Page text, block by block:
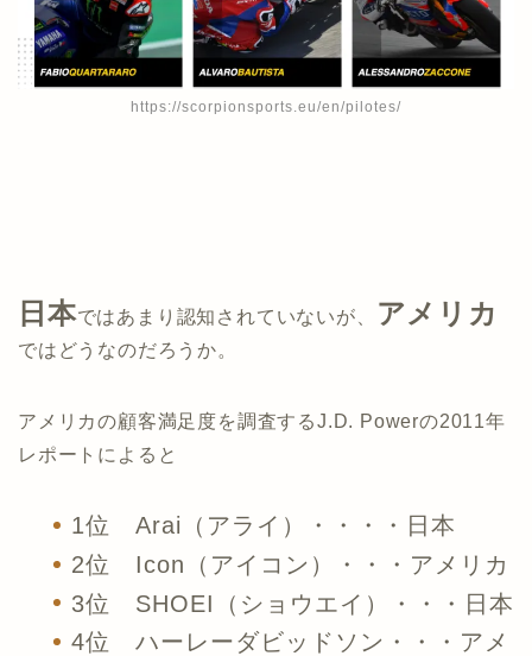
https://scorpionsports.eu/en/pilotes/
日本ではあまり認知されていないが、 アメリカ
ではどうなのだろうか。
アメリカの顧客満足度を調査するJ.D. Powerの2011年
レポートによると
1位 Arai（アライ）・・・・日本
2位 Icon（アイコン）・・・アメリカ
3位 SHOEI（ショウエイ）・・・日本
4位 ハーレーダビッドソン・・・アメ